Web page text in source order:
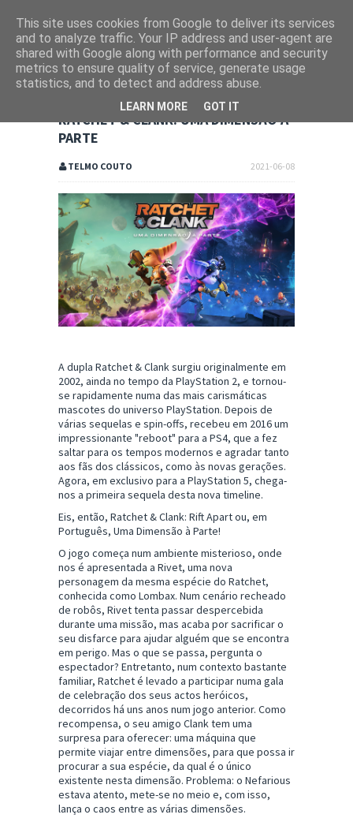
RATCHET & CLANK: UMA DIMENSÃO À
PARTE
2021-06-08
TELMO COUTO
A dupla Ratchet & Clank surgiu originalmente em
2002, ainda no tempo da PlayStation 2, e tornou-
se rapidamente numa das mais carismáticas
mascotes do universo PlayStation. Depois de
várias sequelas e spin-offs, recebeu em 2016 um
impressionante "reboot" para a PS4, que a fez
saltar para os tempos modernos e agradar tanto
aos fãs dos clássicos, como às novas gerações.
Agora, em exclusivo para a PlayStation 5, chega-
nos a primeira sequela desta nova timeline.
Eis, então, Ratchet & Clank: Rift Apart ou, em
Português, Uma Dimensão à Parte!
O jogo começa num ambiente misterioso, onde
nos é apresentada a Rivet, uma nova
personagem da mesma espécie do Ratchet,
conhecida como Lombax. Num cenário recheado
de robôs, Rivet tenta passar despercebida
durante uma missão, mas acaba por sacrificar o
seu disfarce para ajudar alguém que se encontra
em perigo. Mas o que se passa, pergunta o
espectador? Entretanto, num contexto bastante
familiar, Ratchet é levado a participar numa gala
de celebração dos seus actos heróicos,
decorridos há uns anos num jogo anterior. Como
recompensa, o seu amigo Clank tem uma
surpresa para oferecer: uma máquina que
permite viajar entre dimensões, para que possa ir
procurar a sua espécie, da qual é o único
existente nesta dimensão. Problema: o Nefarious
estava atento, mete-se no meio e, com isso,
lança o caos entre as várias dimensões.
This site uses cookies from Google to deliver its services
and to analyze traffic. Your IP address and user-agent are
shared with Google along with performance and security
metrics to ensure quality of service, generate usage
statistics, and to detect and address abuse.
LEARN MORE GOT IT